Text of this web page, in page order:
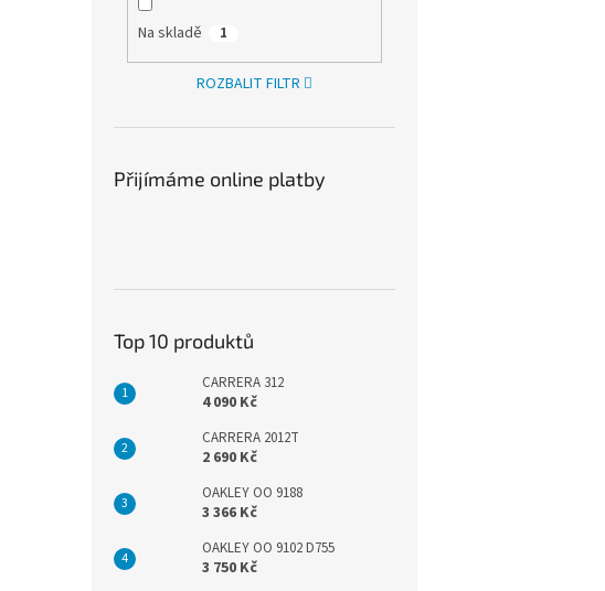
Na skladě 1
ROZBALIT FILTR
Přijímáme online platby
Top 10 produktů
CARRERA 312
4 090 Kč
CARRERA 2012T
2 690 Kč
OAKLEY OO 9188
3 366 Kč
OAKLEY OO 9102 D755
3 750 Kč